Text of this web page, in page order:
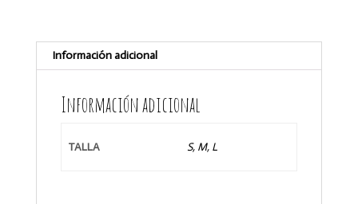
Información adicional
Información adicional
TALLA S, M, L